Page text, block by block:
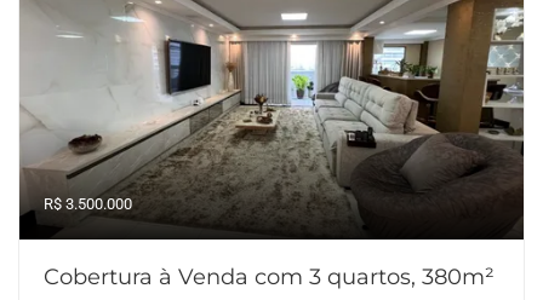
R$ 3.500.000
Cobertura à Venda com 3 quartos, 380m²